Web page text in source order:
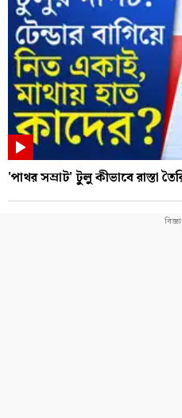
'পাথর সম্রাট' টুলু কীভাবে রাস্তা